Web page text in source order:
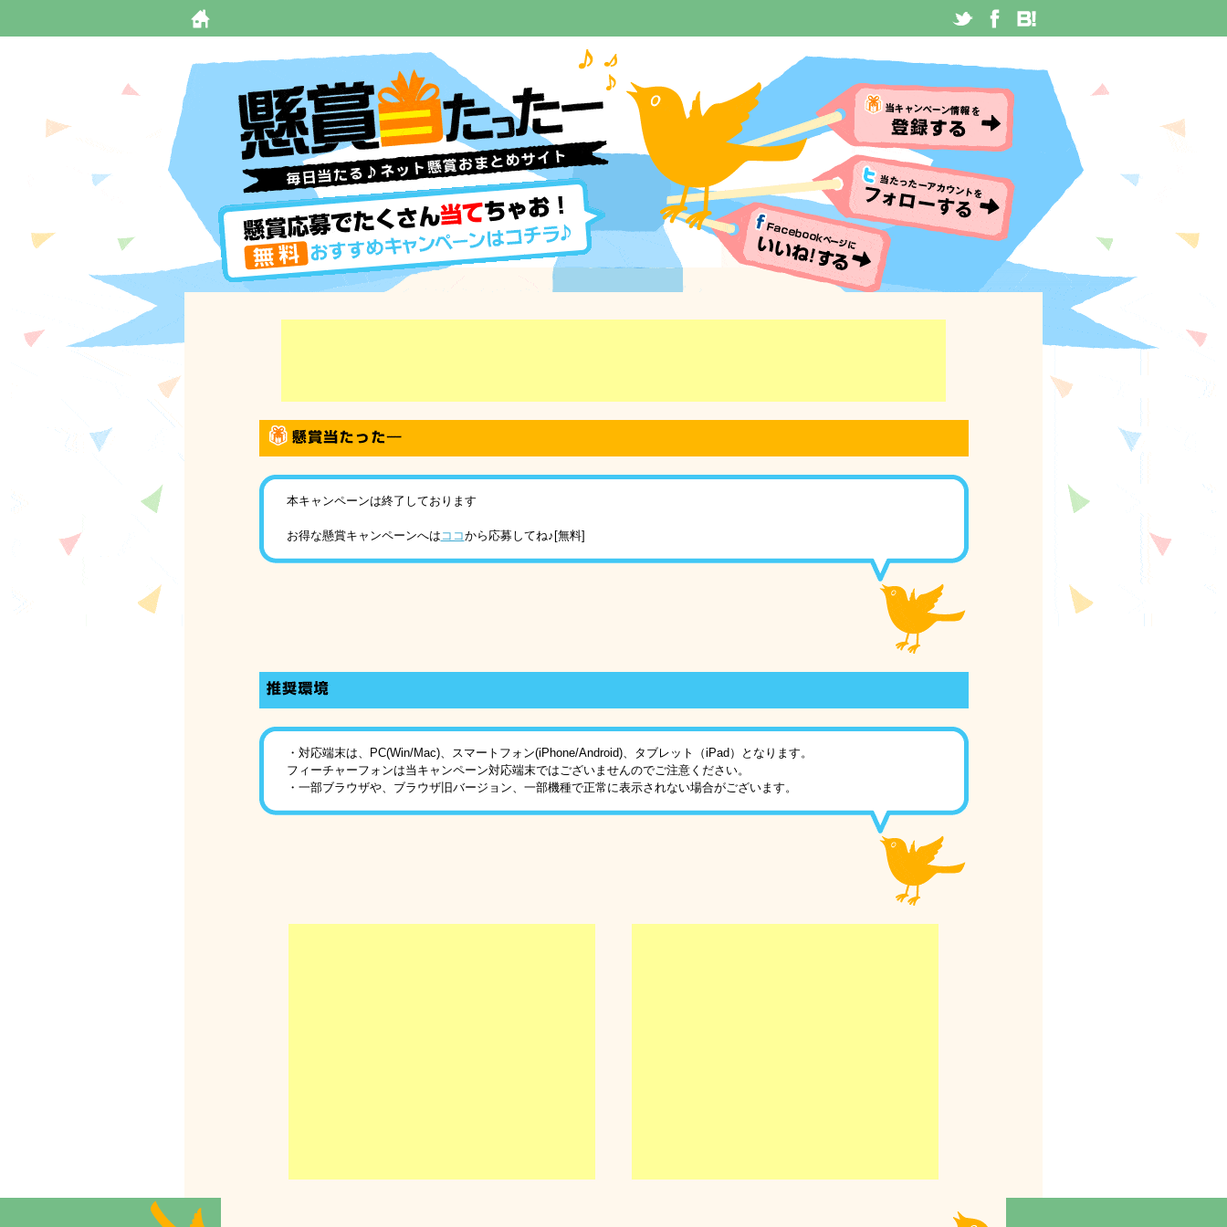
本キャンペーンは終了しております
お得な懸賞キャンペーンへは ココから応募してね♪[無料]
・対応端末は、PC(Win/Mac)、スマートフォン(iPhone/Android)、タブレット（iPad）となります。
フィーチャーフォンは当キャンペーン対応端末ではございませんのでご注意ください。
・一部ブラウザや、ブラウザ旧バージョン、一部機種で正常に表示されない場合がございます。